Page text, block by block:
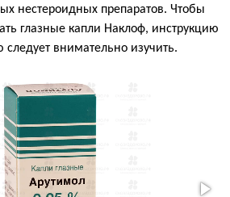
нестероидных препаратов. Чтобы
глазные капли Наклоф, инструкцию
следует внимательно изучить.